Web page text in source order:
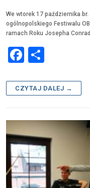
We wtorek 17 października
ogólnopolskiego Festiwalu
ramach Roku Josepha
F
c
b
o
o
k
ar
CZYTAJ DALEJ →